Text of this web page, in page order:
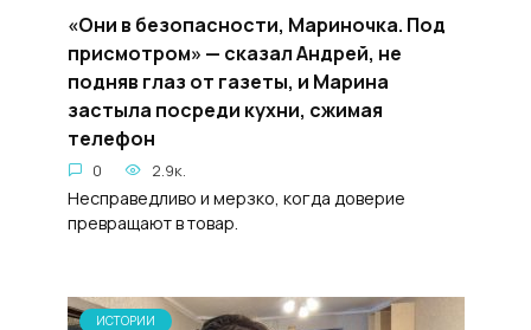
«Они в безопасности, Мариночка. Под
присмотром» — сказал Андрей, не
подняв глаз от газеты, и Марина
застыла посреди кухни, сжимая
телефон
0 2.9к.
Несправедливо и мерзко, когда доверие
превращают в товар.
ИСТОРИИ